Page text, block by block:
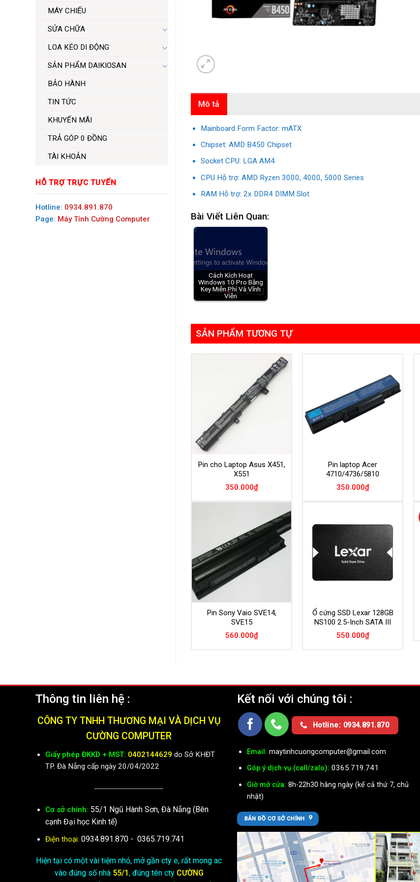
MÁY CHIẾU
SỬA CHỮA
LOA KÉO DI ĐỘNG
SẢN PHẨM DAIKIOSAN
BẢO HÀNH
TIN TỨC
KHUYẾN MÃI
TRẢ GÓP 0 ĐỒNG
TÀI KHOẢN
HỖ TRỢ TRỰC TUYẾN
Hotline: 0934.891.870
Page: Máy Tính Cường Computer
Mô tả
Mainboard Form Factor: mATX
Chipset: AMD B450 Chipset
Socket CPU: LGA AM4
CPU Hỗ trợ: AMD Ryzen 3000, 4000, 5000 Series
RAM Hỗ trợ: 2x DDR4 DIMM Slot
Bài Viết Liên Quan:
Cách Kích Hoạt
Windows 10 Pro Bằng
Key Miễn Phí Và Vĩnh
Viễn
SẢN PHẨM TƯƠNG TỰ
Pin cho Laptop Asus X451,
X551
350.000₫
Pin laptop Acer
4710/4736/5810
350.000₫
Pin Sony Vaio SVE14,
SVE15
560.000₫
Ổ cứng SSD Lexar 128GB
NS100 2.5-Inch SATA III
550.000₫
Thông tin liên hệ :
CÔNG TY TNHH THƯƠNG MẠI VÀ DỊCH VỤ
CƯỜNG COMPUTER
Giấy phép ĐKKD + MST: 0402144629 do Sở KHĐT
TP. Đà Nẵng cấp ngày 20/04/2022
-----------------------------------
Cơ sở chính: 55/1 Ngũ Hành Sơn, Đà Nẵng (Bên
cạnh Đại học Kinh tế)
Điện thoại: 0934.891.870 - 0365.719.741
Hiện tại có một vài tiệm nhỏ, mở gần cty e, rất mong ac
vào đúng số nhà 55/1 , đúng tên cty CƯỜNG
Kết nối với chúng tôi :
Hotline: 0934.891.870
Email: maytinhcuongcomputer@gmail.com
Góp ý dịch vụ (call/zalo): 0365.719.741
Giờ mở cửa: 8h-22h30 hằng ngày (kể cả thứ 7, chủ
nhật)
BẢN ĐỒ CƠ SỞ CHÍNH